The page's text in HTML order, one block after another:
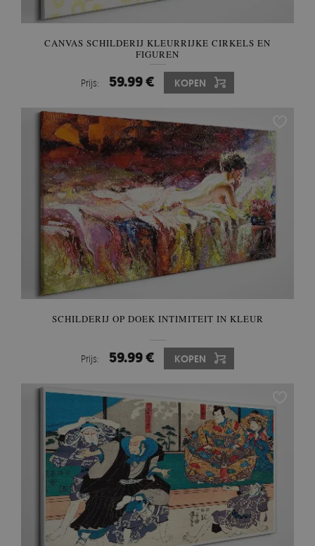
CANVAS SCHILDERIJ KLEURRIJKE CIRKELS EN
FIGUREN
Prijs: 59.99 € KOPEN
SCHILDERIJ OP DOEK INTIMITEIT IN KLEUR
Prijs: 59.99 € KOPEN